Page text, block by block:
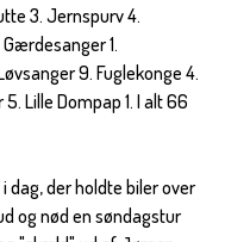
3. Jernspurv 4.
1.
9. Fuglekonge 4.
Lille Dompap 1. I alt 66
der holdte biler over
og nød en søndagstur